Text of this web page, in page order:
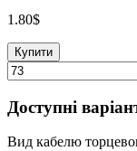
1.80$
Купити
Доступні
Вид кабелю